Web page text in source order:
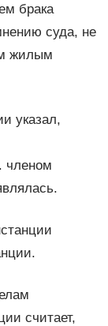
брака
суда, не
жилым
указал,
членом
считает,